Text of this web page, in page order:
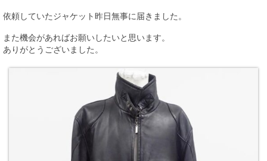
依頼していたジャケット昨日無事に届きました。
また機会があればお願いしたいと思います。
ありがとうございました。